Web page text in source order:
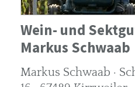
Wein- und
Markus Schwaab
Markus Schwaab ·